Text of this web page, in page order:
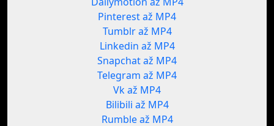
Pinterest až MP4
Tumblr až MP4
Linkedin až MP4
Snapchat až MP4
Telegram až MP4
Vk až MP4
Bilibili až MP4
Rumble až MP4